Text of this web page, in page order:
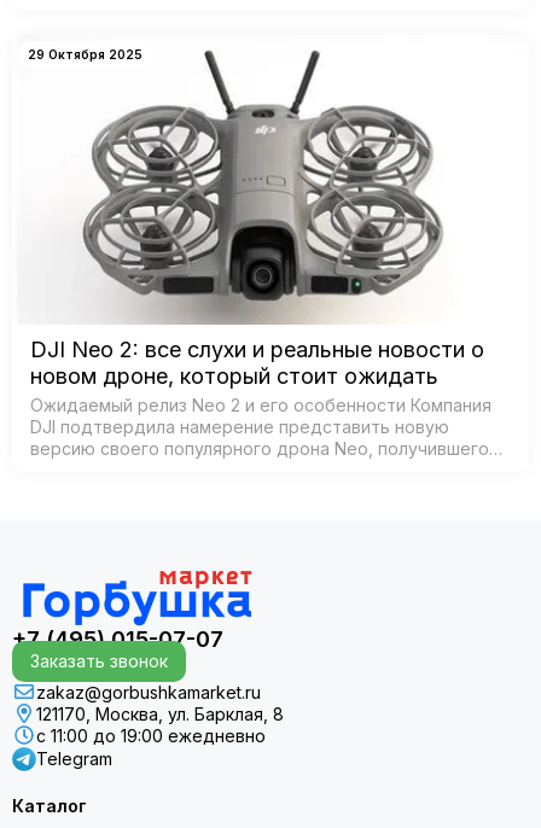
29 Октября 2025
DJI Neo 2: все слухи и реальные новости о
новом дроне, который стоит ожидать
Ожидаемый релиз Neo 2 и его особенности Компания
DJI подтвердила намерение представить новую
версию своего популярного дрона Neo, получившего
+7 (495) 015-07-07
Заказать звонок
zakaz@gorbushkamarket.ru
121170, Москва, ул. Барклая, 8
с 11:00 до 19:00 ежедневно
Telegram
Каталог